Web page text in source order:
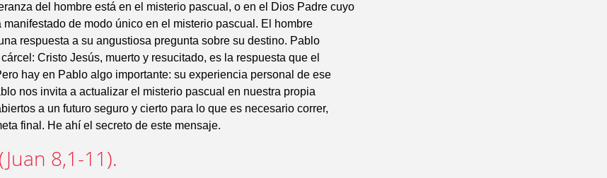
del hombre está en el misterio pascual, o en el Dios Padre cuyo
manifestado de modo único en el misterio pascual. El hombre
respuesta a su angustiosa pregunta sobre su destino. Pablo
Cristo Jesús, muerto y resucitado, es la respuesta que el
hay en Pablo algo importante: su experiencia personal de ese
nos invita a actualizar el misterio pascual en nuestra propia
a un futuro seguro y cierto para lo que es necesario correr,
final. He ahí el secreto de este mensaje.
8,1-11).